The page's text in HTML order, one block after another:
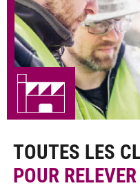
TOUTES LES
POUR